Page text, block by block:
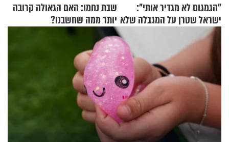
"הגמגום לא מגדיר אותי":
ישראל שטרן על המגבלה שלא
עוצרת אותו
שבת נחמו: האם הגאולה קרובה
יותר ממה שחשבנו?